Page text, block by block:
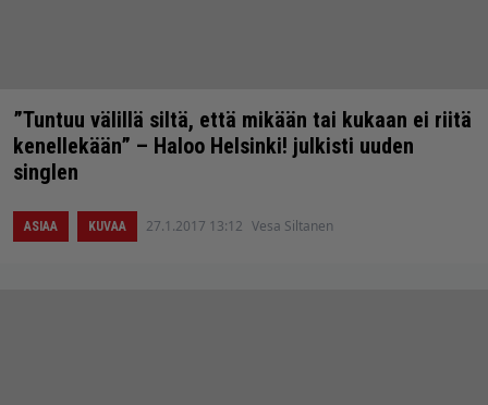
”Tuntuu välillä siltä, että mikään tai kukaan ei riitä
kenellekään” – Haloo Helsinki! julkisti uuden
singlen
ASIAA KUVAA 27.1.2017 13:12 Vesa Siltanen